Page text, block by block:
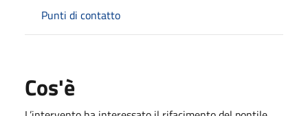
Punti di contatto
Cos'è